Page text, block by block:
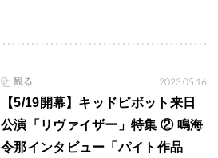
観る 2023.05.16
【5/19開幕】キッドピボット来日
公演「リヴァイザー」特集 ② 鳴海
令那インタビュー「パイト作品